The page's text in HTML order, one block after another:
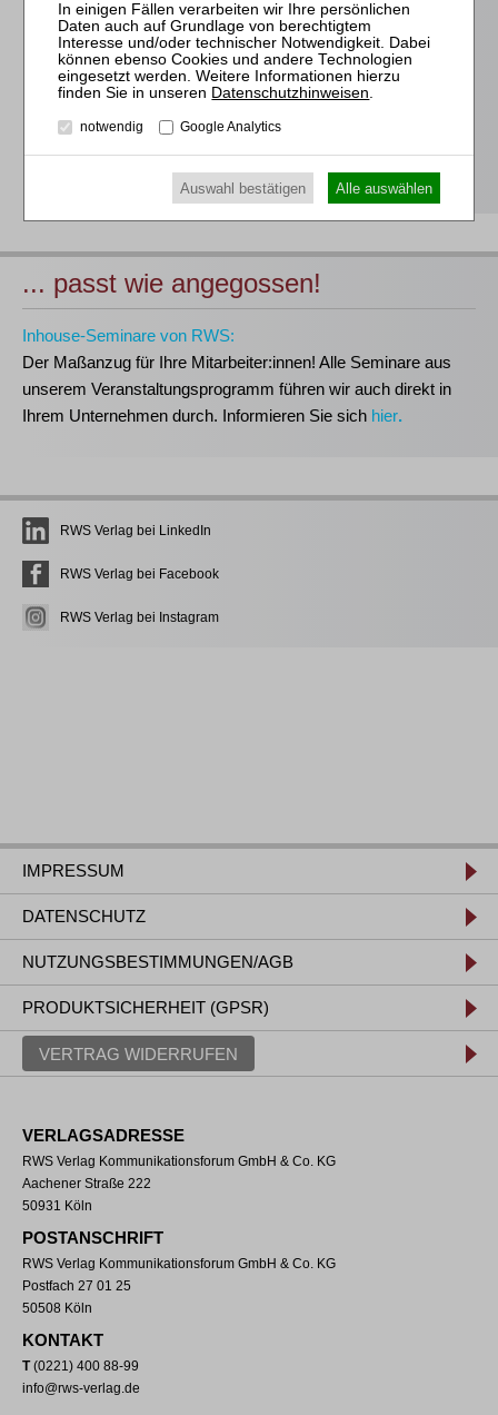
Individuelle Assistenz bis zur Einwahl und Verbindung mit
unserem Online-Seminar
Hochwertige Unterlagen für die Teilnahme, ideal auch zum
späteren Nachschlagen
Erwerb des anerkanntenRWS-Zertifikats
Teilnahmebescheinigungen gemäßGOI, § 15 FAO und
... passt wie angegossen!
Inhouse-Seminare von RWS:
Der Maßanzug für Ihre Mitarbeiter:innen! Alle Seminare aus
unserem Veranstaltungsprogramm führen wir auch direkt in
Ihrem Unternehmen durch. Informieren Sie sich hier.
RWS Verlag bei LinkedIn
RWS Verlag bei Facebook
RWS Verlag bei Instagram
IMPRESSUM
DATENSCHUTZ
NUTZUNGSBESTIMMUNGEN/AGB
PRODUKTSICHERHEIT (GPSR)
VERTRAG WIDERRUFEN
VERLAGSADRESSE
RWS Verlag Kommunikationsforum GmbH & Co. KG
Aachener Straße 222
50931 Köln
POSTANSCHRIFT
RWS Verlag Kommunikationsforum GmbH & Co. KG
Postfach 27 01 25
50508 Köln
KONTAKT
T(0221) 400 88-99
info@rws-verlag.de
Datenschutzhinweisen
notwendig Google Analytics
Auswahl bestätigen Alle auswählen